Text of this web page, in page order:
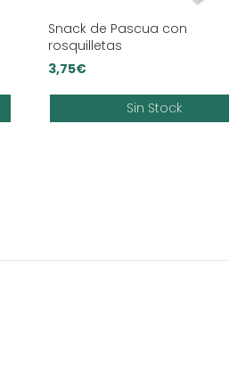
Snack de Pascua con
rosquilletas
3,75€
Sin Stock